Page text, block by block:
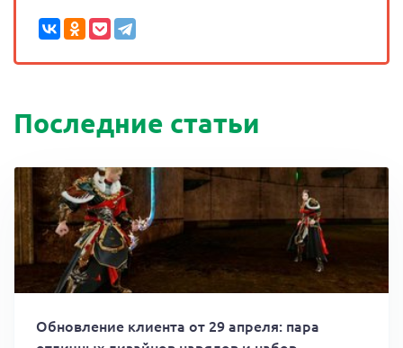
Последние статьи
Обновление клиента от 29 апреля: пара